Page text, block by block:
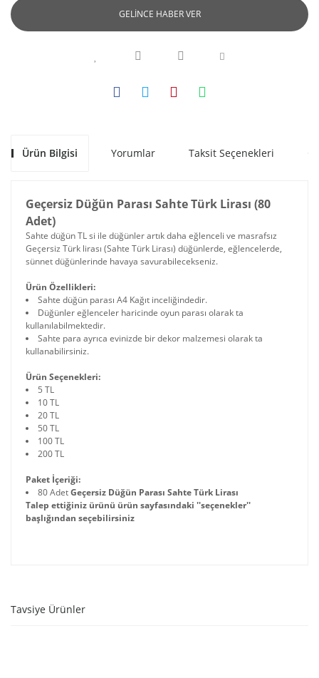
GELİNCE HABER VER
Ürün Bilgisi Yorumlar Taksit Seçenekleri
Geçersiz Düğün Parası Sahte Türk Lirası (80
Adet)
Sahte düğün TL si ile düğünler artık daha eğlenceli ve masrafsız
Geçersiz Türk lirası (Sahte Türk Lirası) düğünlerde, eğlencelerde,
sünnet düğünlerinde havaya savurabilecekseniz.
Ürün Özellikleri:
Sahte düğün parası A4 Kağıt inceliğindedir.
Düğünler eğlenceler haricinde oyun parası olarak ta
kullanılabilmektedir.
Sahte para ayrıca evinizde bir dekor malzemesi olarak ta
kullanabilirsiniz.
Ürün Seçenekleri:
5 TL
10 TL
20 TL
50 TL
100 TL
200 TL
Paket İçeriği:
80 AdetGeçersiz Düğün Parası Sahte Türk Lirası
Talep ettiğiniz ürünü ürün sayfasındaki ''seçenekler''
başlığından seçebilirsiniz
Tavsiye Ürünler